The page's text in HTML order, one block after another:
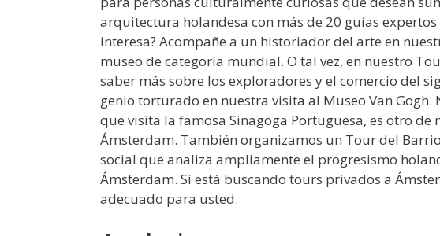
arquitectura holandesa con más de 20 guías
interesa? Acompañe a un historiador del arte en
museo de categoría mundial. O tal vez, en nuestro
saber más sobre los exploradores y el comercio del
genio torturado en nuestra visita al Museo Van
que visita la famosa Sinagoga Portuguesa, es otro
Ámsterdam. También organizamos un Tour del
social que analiza ampliamente el progresismo
Ámsterdam. Si está buscando tours privados a
adecuado para usted.